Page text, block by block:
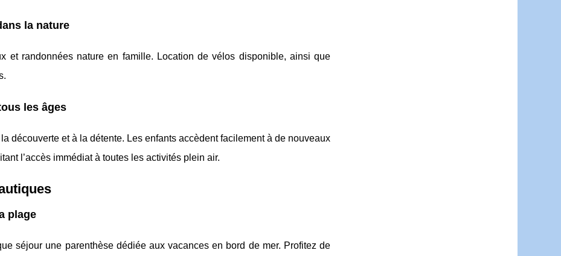
la nature
et randonnées nature en famille. Location de vélos disponible, ainsi que
les âges
découverte et à la détente. Les enfants accèdent facilement à de nouveaux
l’accès immédiat à toutes les activités plein air.
plage
séjour une parenthèse dédiée aux vacances en bord de mer. Profitez de